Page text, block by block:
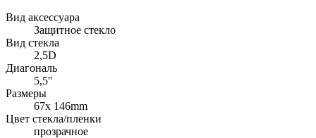
Вид аксессуара
Защитное стекло
Вид стекла
2,5D
Диагональ
5,5''
Размеры
67x 146mm
Цвет стекла/пленки
прозрачное